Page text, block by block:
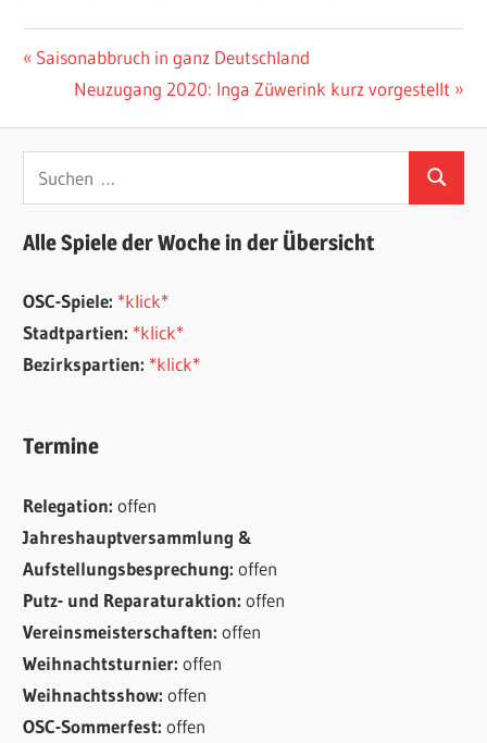
Beitragsnavigation
Vorheriger
Beitrag:
Saisonabbruch in ganz Deutschland
Nächster
Neuzugang 2020: Inga Züwerink kurz vorgestellt
Suchen
Alle Spiele der Woche in der Übersicht
OSC-Spiele: *klick*
Stadtpartien: *klick*
Bezirkspartien: *klick*
Termine
Relegation:offen
Jahreshauptversammlung &
Aufstellungsbesprechung:offen
Putz- und Reparaturaktion:offen
Vereinsmeisterschaften:offen
Weihnachtsturnier:offen
Weihnachtsshow:offen
OSC-Sommerfest:offen